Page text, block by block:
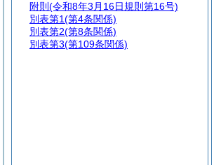
附則 (令和8年3月16日規則第16号)
別表第1(第4条関係)
別表第2(第8条関係)
別表第3(第109条関係)